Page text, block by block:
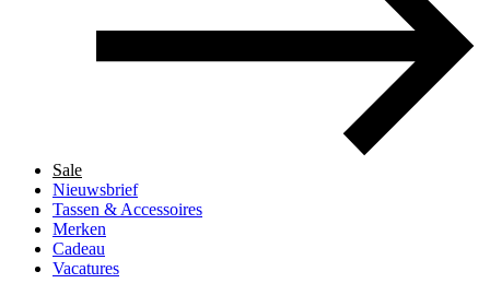
Sale
Nieuwsbrief
Tassen & Accessoires
Merken
Cadeau
Vacatures